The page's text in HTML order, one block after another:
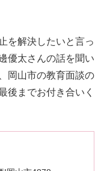
を解決したいと言っ
優太さんの話を聞い
岡山市の教育面談の
後までお付き合いく